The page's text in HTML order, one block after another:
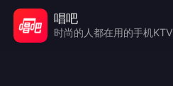
唱吧
时尚的人都在用的手机KTV